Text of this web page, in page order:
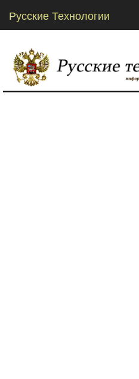
Русские Технологии